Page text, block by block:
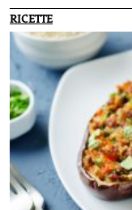
RICETTE